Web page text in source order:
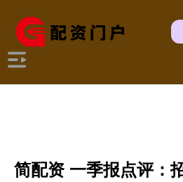
简配资 一季报点评：